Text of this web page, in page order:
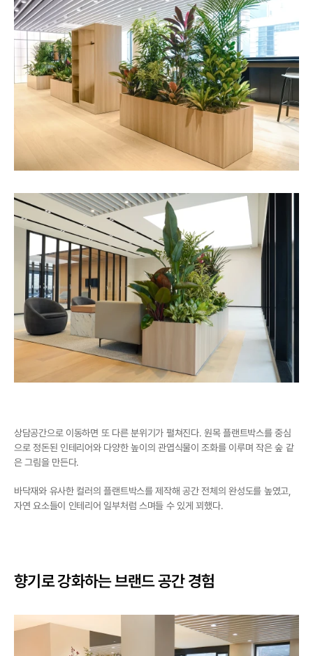
상담공간으로 이동하면 또 다른 분위기가 펼쳐진다. 원목 플랜트박스를 중심
으로 정돈된 인테리어와 다양한 높이의 관엽식물이 조화를 이루며 작은 숲 같
은 그림을 만든다.
바닥재와 유사한 컬러의 플랜트박스를 제작해 공간 전체의 완성도를 높였고,
자연 요소들이 인테리어 일부처럼 스며들 수 있게 꾀했다.
향기로 강화하는 브랜드 공간 경험